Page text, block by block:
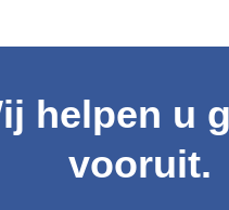
helpen u
vooruit.